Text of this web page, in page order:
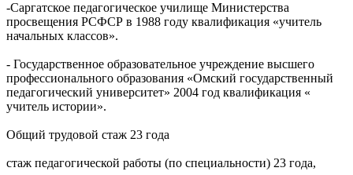
-Саргатское педагогическое училище Министерства
просвещения РСФСР в 1988 году квалификация «учитель
начальных классов».
- Государственное образовательное учреждение высшего
профессионального образования «Омский государственный
педагогический университет» 2004 год квалификация «
учитель истории».
Общий трудовой стаж 23 года
стаж педагогической работы (по специальности) 23 года,